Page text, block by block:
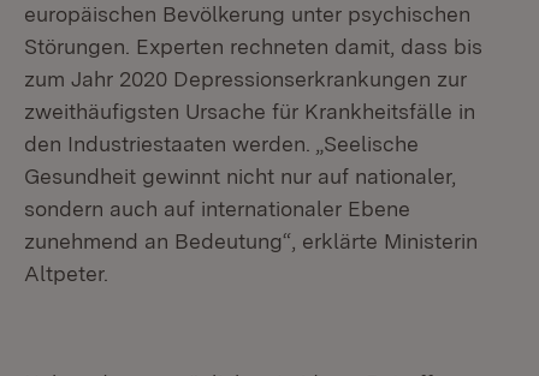
europäischen Bevölkerung unter psychischen
Störungen. Experten rechneten damit, dass bis
zum Jahr 2020 Depressionserkrankungen zur
zweithäufigsten Ursache für Krankheitsfälle in
den Industriestaaten werden. „Seelische
Gesundheit gewinnt nicht nur auf nationaler,
sondern auch auf internationaler Ebene
zunehmend an Bedeutung“, erklärte Ministerin
Altpeter.